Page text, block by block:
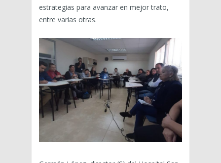
estrategias para avanzar en mejor trato,
entre varias otras.